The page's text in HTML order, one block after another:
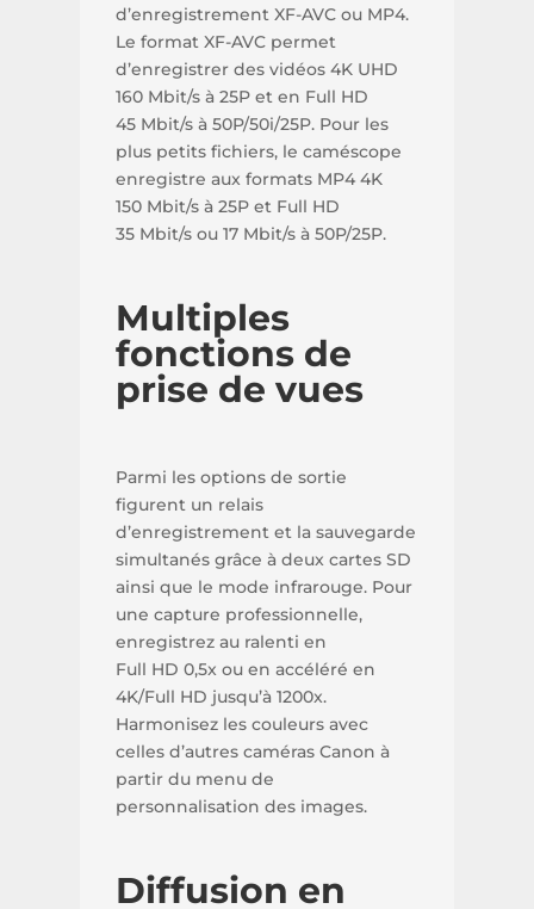
d’enregistrement XF-AVC ou MP4.
Le format XF-AVC permet
d’enregistrer des vidéos 4K UHD
160 Mbit/s à 25P et en Full HD
45 Mbit/s à 50P/50i/25P. Pour les
plus petits fichiers, le caméscope
enregistre aux formats MP4 4K
150 Mbit/s à 25P et Full HD
35 Mbit/s ou 17 Mbit/s à 50P/25P.
Multiples
fonctions de
prise de vues
Parmi les options de sortie
figurent un relais
d’enregistrement et la sauvegarde
simultanés grâce à deux cartes SD
ainsi que le mode infrarouge. Pour
une capture professionnelle,
enregistrez au ralenti en
Full HD 0,5x ou en accéléré en
4K/Full HD jusqu’à 1200x.
Harmonisez les couleurs avec
celles d’autres caméras Canon à
partir du menu de
personnalisation des images.
Diffusion en